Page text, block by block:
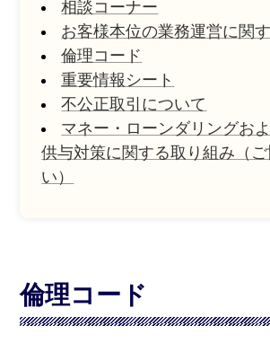
相談コーナー
お客様本位の業務運営に関
倫理コード
重要情報シート
不公正取引について
マネー・ローンダリングお
供与対策に関する取り組み（
い）
倫理コード